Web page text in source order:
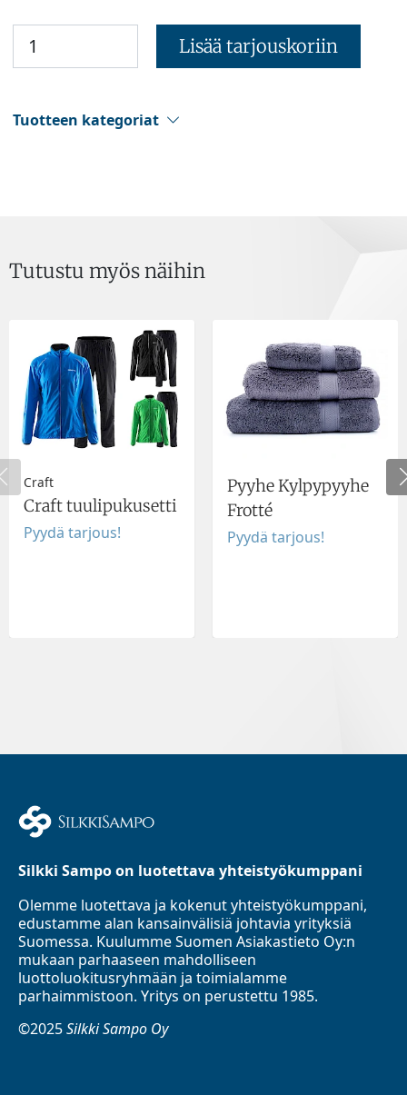
Lisää tarjouskoriin
Tuotteen kategoriat
Tutustu myös näihin
Craft
Craft tuulipukusetti
Pyydä tarjous!
Pyyhe Kylpypyyhe
Frotté
Pyydä tarjous!
Silkki Sampo on luotettava yhteistyökumppani
Olemme luotettava ja kokenut yhteistyökumppani,
edustamme alan kansainvälisiä johtavia yrityksiä
Suomessa. Kuulumme Suomen Asiakastieto Oy:n
mukaan parhaaseen mahdolliseen
luottoluokitusryhmään ja toimialamme
parhaimmistoon. Yritys on perustettu 1985.
©2025Silkki Sampo Oy